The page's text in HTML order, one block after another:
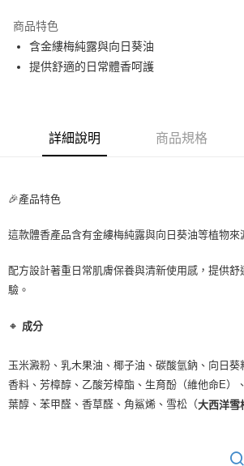
Apple Pay
街口支付
Google Pay
運送方式
全家取貨付款
7-11取貨付款
7-11純取貨 (先付款
每筆NT$80，滿NT$999(含以上)免運費
商品特色
含金縷梅純露與向日葵油
提供舒適的日常體香呵護
詳細說明 商品規格
🎉產品特色
這款體香產品含有金縷梅純露與向日葵油等植物來
配方設計著重日常肌膚保養與清新使用感，提供舒
驗。
🔸 成分
玉米澱粉、乳木果油、椰子油、碳酸氫鈉、向日葵
香料、芳樟醇、乙酸芳樟酯、生育酚（維他命E）
葉醇、苯甲醛、香草醛、角鯊烯、雪松（大西洋雪